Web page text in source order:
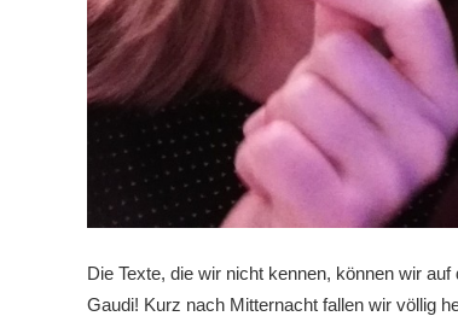
Die Texte, die wir nicht kennen, können wir
Gaudi! Kurz nach Mitternacht fallen wir völlig